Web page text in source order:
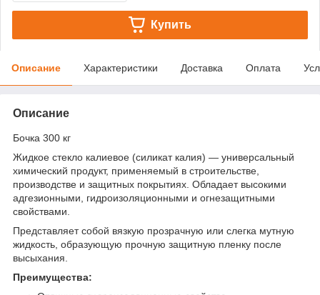
Купить
Описание Характеристики Доставка Оплата
Описание
Бочка 300 кг
Жидкое стекло калиевое (силикат калия) — универсальный
химический продукт, применяемый в строительстве,
производстве и защитных покрытиях. Обладает высокими
адгезионными, гидроизоляционными и огнезащитными
свойствами.
Представляет собой вязкую прозрачную или слегка мутную
жидкость, образующую прочную защитную пленку после
высыхания.
Преимущества: